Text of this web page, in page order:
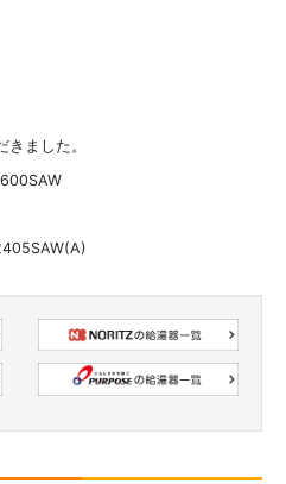
ました。